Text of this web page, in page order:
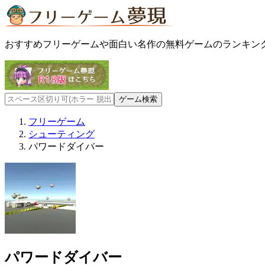
おすすめフリーゲームや面白い名作の無料ゲームのランキン
フリーゲーム
シューティング
パワードダイバー
パワードダイバー